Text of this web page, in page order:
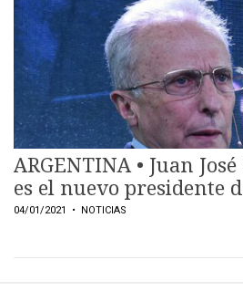
ARGENTINA • Juan
es el nuevo presidente
04/01/2021 • NOTICIAS